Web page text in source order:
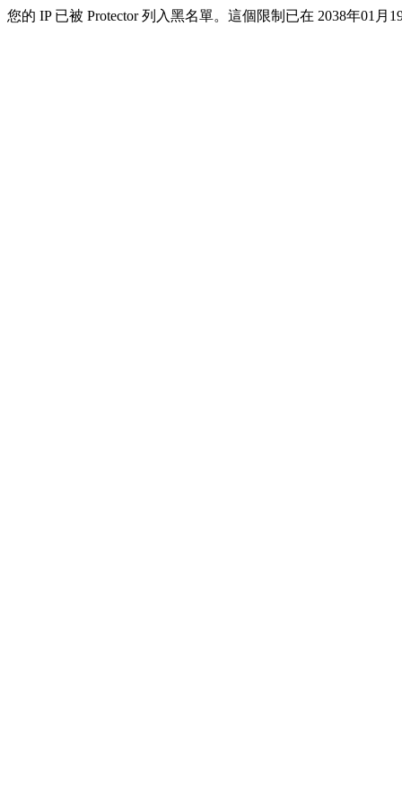
您的 IP 已被 Protector 列入黑名單。這個限制已在 2038年01月